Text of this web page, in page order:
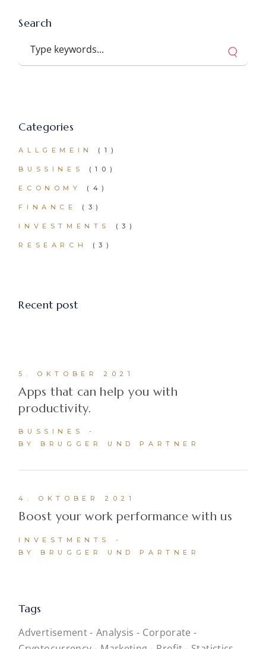
Search
Categories
ALLGEMEIN (1)
BUSSINES (10)
ECONOMY (4)
FINANCE (3)
INVESTMENTS (3)
RESEARCH (3)
Recent post
5. OKTOBER 2021
Apps that can help you with
productivity.
BUSSINES
BY BRUGGER UND PARTNER
4. OKTOBER 2021
Boost your work performance with us
INVESTMENTS
BY BRUGGER UND PARTNER
Tags
Advertisement Analysis
Corporate